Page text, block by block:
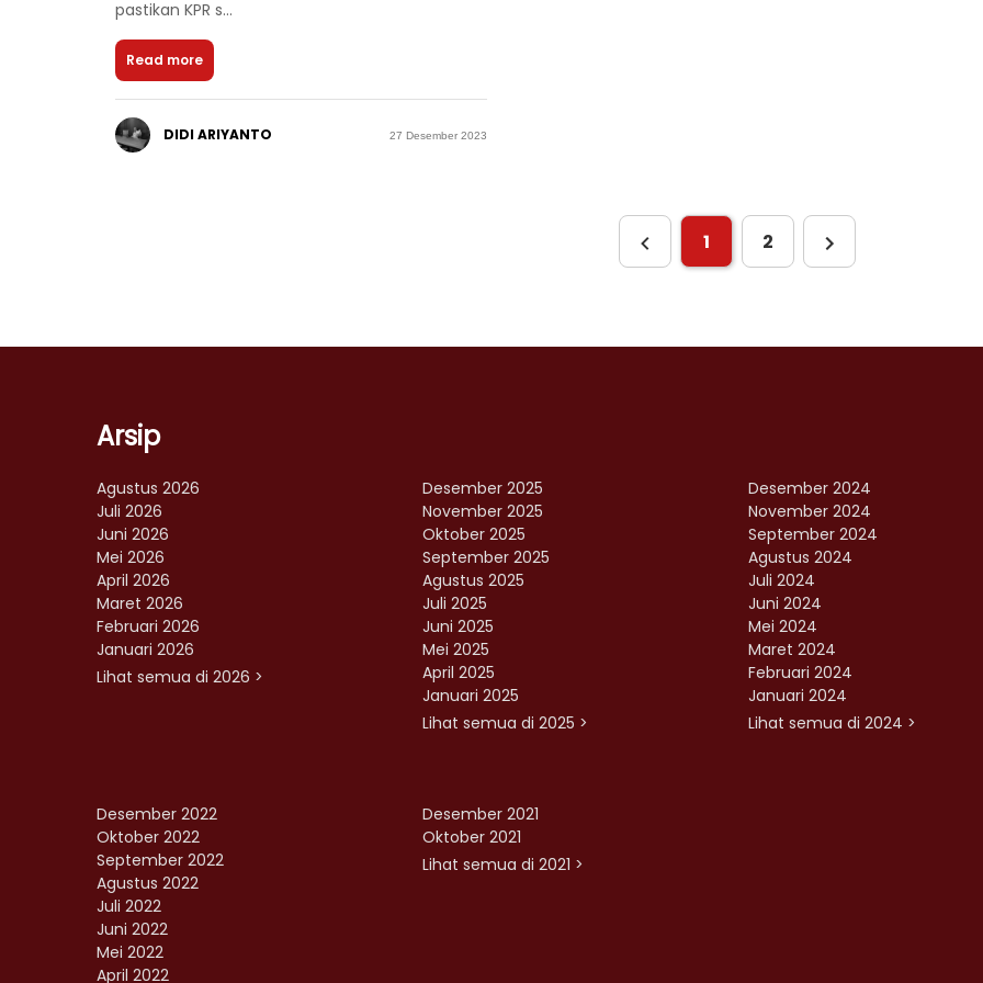
pastikan KPR s...
Read more
DIDI ARIYANTO 27 Desember 2023
1 2
Arsip
Agustus 2026
Juli 2026
Juni 2026
Mei 2026
April 2026
Maret 2026
Februari 2026
Januari 2026
Lihat semua di 2026 >
Desember 2025
November 2025
Oktober 2025
September 2025
Agustus 2025
Juli 2025
Juni 2025
Mei 2025
April 2025
Januari 2025
Lihat semua di 2025 >
Desember 2024
November 2024
September 2024
Agustus 2024
Juli 2024
Juni 2024
Mei 2024
Maret 2024
Februari 2024
Januari 2024
Lihat semua di 2024 >
Desember 2022
Oktober 2022
September 2022
Agustus 2022
Juli 2022
Juni 2022
Mei 2022
April 2022
Desember 2021
Oktober 2021
Lihat semua di 2021 >